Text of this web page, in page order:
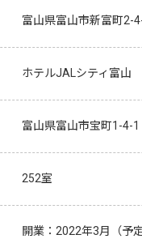
富山県富山市新富町2-
ホテルJALシティ富山
富山県富山市宝町1-4-1
252室
開業：2022年3月（予定